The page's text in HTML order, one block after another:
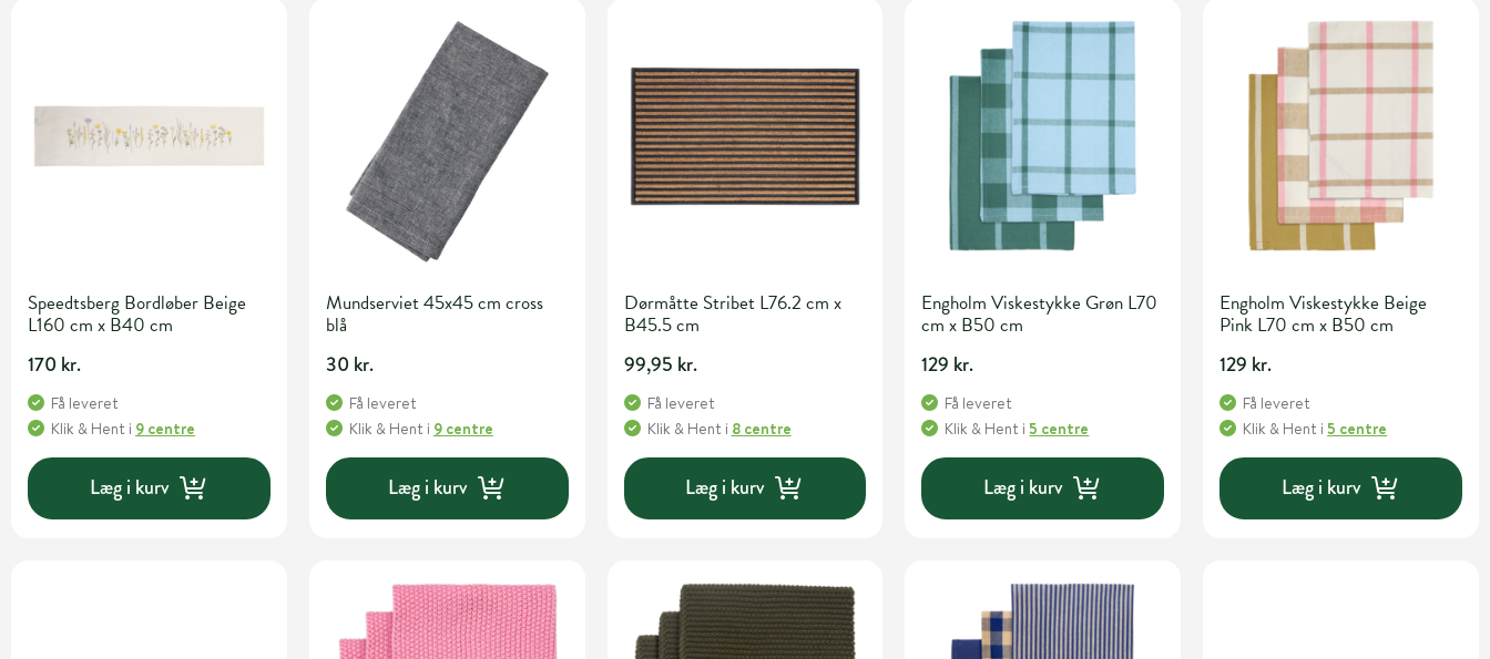
Speedtsberg Bordløber Beige
L160 cm x B40 cm
170 kr.
Få leveret
Klik & Hent i 9 centre
Læg i kurv
Mundserviet 45x45 cm cross
blå
30 kr.
Få leveret
Klik & Hent i 9 centre
Læg i kurv
Dørmåtte Stribet L76.2 cm x
B45.5 cm
99,95 kr.
Få leveret
Klik & Hent i 8 centre
Læg i kurv
Engholm Viskestykke Grøn L70
cm x B50 cm
129 kr.
Få leveret
Klik & Hent i5 centre
Læg i kurv
Engholm Viskestykke Beige
Pink L70 cm x B50 cm
129 kr.
Få leveret
Klik & Hent i5 centre
Læg i kurv